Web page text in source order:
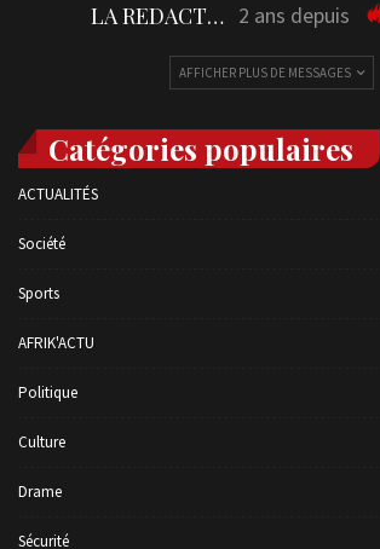
LA REDACTION 2 ans depuis
AFFICHER PLUS DE MESSAGES
Catégories populaires
ACTUALITÉS
Société
Sports
AFRIK'ACTU
Politique
Culture
Drame
Sécurité